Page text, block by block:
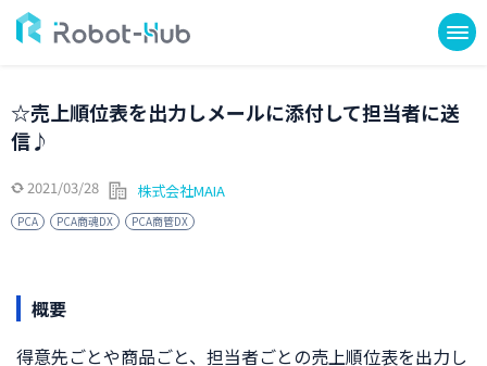
☆売上順位表を出力しメールに添付して担当者に送
信♪
2021/03/28 株式会社MAIA
PCA PCA商魂DX PCA商管DX
概要
得意先ごとや商品ごと、担当者ごとの売上順位表を出力し